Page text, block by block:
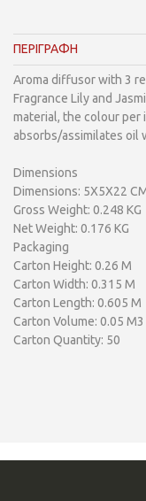
ΠΕΡΙΓΡΑΦΗ
Aroma diffusor with 3
Fragrance Lily and
material, the colour per
absorbs/assimilates oil
Dimensions
Dimensions: 5X5X22
Gross Weight: 0.248 KG
Net Weight: 0.176 KG
Packaging
Carton Height: 0.26 M
Carton Width: 0.315 M
Carton Length: 0.605 M
Carton Volume: 0.05 M3
Carton Quantity: 50